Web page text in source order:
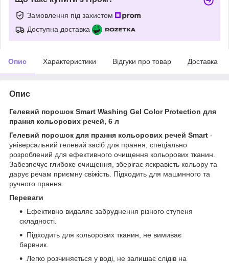
Замовлення під захистом
Доступна доставка
Опис Характеристики Відгуки про товар Доставка
Опис
Гелевий порошок Smart Washing Gel Color Protection для
прання кольорових речей, 6 л
Гелевий порошок для прання кольорових речей Smart -
універсальний гелевий засіб для прання, спеціально
розроблений для ефективного очищення кольорових тканин.
Забезпечує глибоке очищення, зберігає яскравість кольору та
дарує речам приємну свіжість. Підходить для машинного та
ручного прання.
Переваги
Ефективно видаляє забруднення різного ступеня
складності.
Підходить для кольорових тканин, не вимиває
барвник.
Легко розчиняється у воді, не залишає слідів на